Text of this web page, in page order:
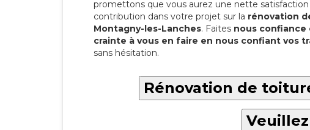
promettons que vous aurez une nette
contribution dans votre projet sur la rénovation
Montagny-les-Lanches. Faites nous confiance
crainte à vous en faire en nous confiant vos
sans hésitation.
Rénovation de